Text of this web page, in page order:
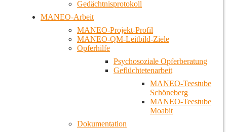
Gedächtnisprotokoll
MANEO-Arbeit
MANEO-Projekt-Profil
MANEO-QM-Leitbild-Ziele
Opferhilfe
Psychosoziale Opferberatung
Geflüchtetenarbeit
MANEO-Teestube
Schöneberg
MANEO-Teestube
Moabit
Dokumentation